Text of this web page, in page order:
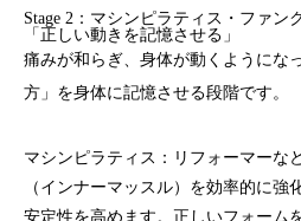
Stage 2：マシンピラティス・ファン
「正しい動きを記憶させる」
痛みが和らぎ、身体が動くようにな
方」を身体に記憶させる段階です。
マシンピラティス： リフォーマーな
（インナーマッスル）を効率的に強
安定性を高めます。正しいフォーム